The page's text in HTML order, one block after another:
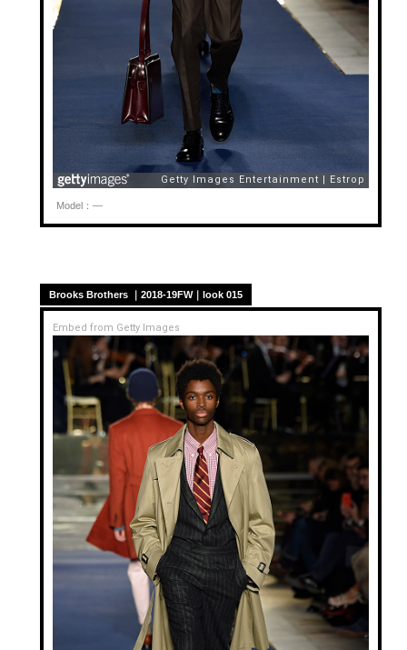
Model：—
Brooks Brothers ｜2018-19FW｜look 015
Embed from Getty Images